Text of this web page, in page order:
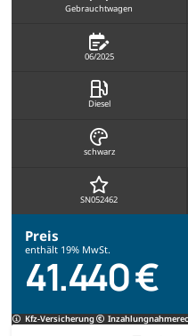
Gebrauchtwagen
06/2025
Diesel
schwarz
SN052462
Preis
enthält 19% MwSt.
41.440 €
Kfz-Versicherung